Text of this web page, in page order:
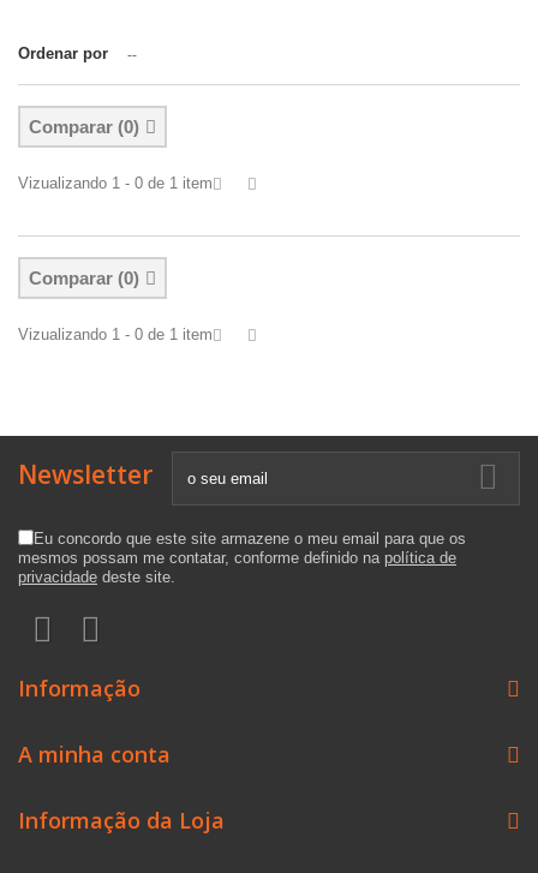
Ordenar por --
Comparar (0)
Vizualizando 1 - 0 de 1 item
Comparar (0)
Vizualizando 1 - 0 de 1 item
Newsletter
Eu concordo que este site armazene o meu email para que os
mesmos possam me contatar, conforme definido na política de
privacidade deste site.
Informação
A minha conta
Informação da Loja